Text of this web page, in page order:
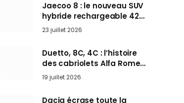
Jaecoo 8 : le nouveau SUV
hybride rechargeable 428
ch qui vise l’Audi Q7 arrive
en Europe cet automne
23 juillet 2026
Duetto, 8C, 4C : l’histoire
des cabriolets Alfa Romeo,
ces Spider qui ont défini
l’art de rouler cheveux au
vent
19 juillet 2026
Dacia écrase toute la